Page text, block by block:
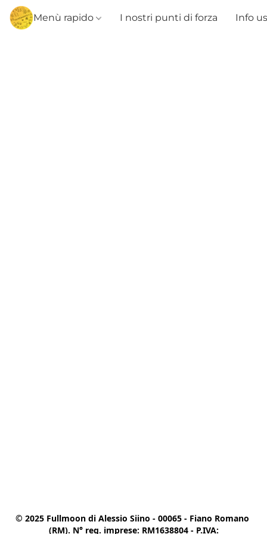
Menù rapido I nostri punti di forza Info
© 2025 Fullmoon di Alessio Siino - 00065 - Fiano Romano
(RM). N° reg. imprese: RM1638804 - P.IVA: